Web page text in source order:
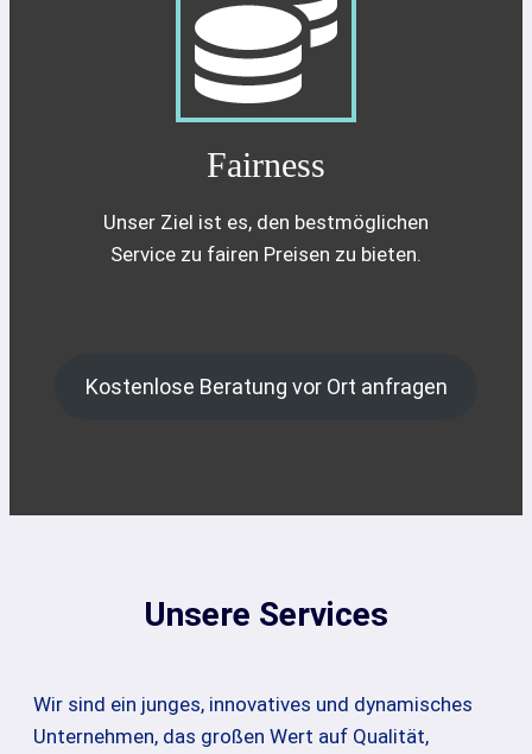
Fairness
Unser Ziel ist es, den bestmöglichen
Service zu fairen Preisen zu bieten.
Kostenlose Beratung vor Ort anfragen
Unsere Services
Wir sind ein junges, innovatives und dynamisches
Unternehmen, das großen Wert auf Qualität,